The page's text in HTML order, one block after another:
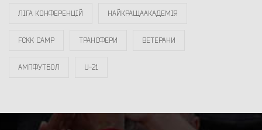
ЛІГА КОНФЕРЕНЦІЙ НАЙКРАЩААКАДЕМІЯ
FCKK CAMP ТРАНСФЕРИ ВЕТЕРАНИ
АМПФУТБОЛ U-21